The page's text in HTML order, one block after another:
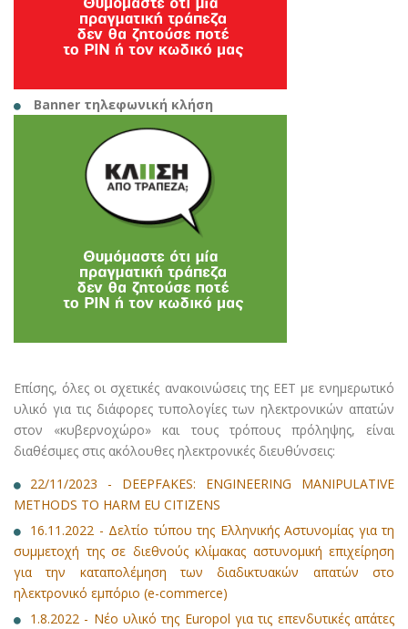
Banner τηλεφωνική κλήση
Επίσης, όλες οι σχετικές ανακοινώσεις της ΕΕΤ με ενημερωτικό
υλικό για τις διάφορες τυπολογίες των ηλεκτρονικών απατών
στον «κυβερνοχώρο» και τους τρόπους πρόληψης, είναι
διαθέσιμες στις ακόλουθες ηλεκτρονικές διευθύνσεις:
22/11/2023 - DEEPFAKES: ENGINEERING MANIPULATIVE
METHODS TO HARM EU CITIZENS
16.11.2022 - Δελτίο τύπου της Ελληνικής Αστυνομίας για τη
συμμετοχή της σε διεθνούς κλίμακας αστυνομική επιχείρηση
για την καταπολέμηση των διαδικτυακών απατών στο
ηλεκτρονικό εμπόριο (e-commerce)
1.8.2022 - Νέο υλικό της Europol για τις επενδυτικές απάτες